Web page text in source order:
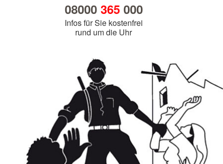
08000 365000
Infos für Sie kostenfrei
rund um die Uhr